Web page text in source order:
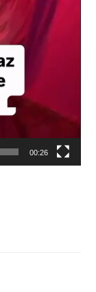
00:26